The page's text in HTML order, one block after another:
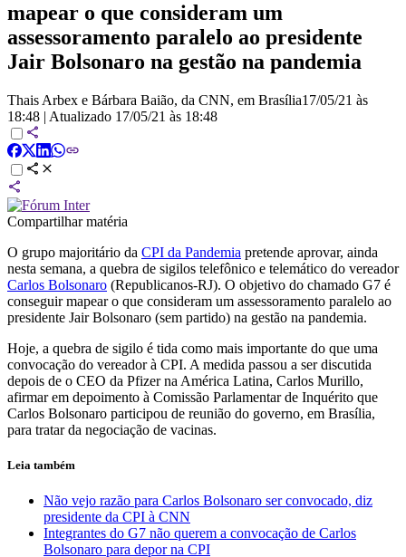
mapear o que consideram um
assessoramento paralelo ao presidente
Jair Bolsonaro na gestão na pandemia
Thais Arbex e Bárbara Baião, da CNN, em Brasília17/05/21 às
18:48 | Atualizado 17/05/21 às 18:48
Compartilhar matéria
O grupo majoritário da CPI da Pandemia pretende aprovar, ainda
nesta semana, a quebra de sigilos telefônico e telemático do vereador
Carlos Bolsonaro (Republicanos-RJ). O objetivo do chamado G7 é
conseguir mapear o que consideram um assessoramento paralelo ao
presidente Jair Bolsonaro (sem partido) na gestão na pandemia.
Hoje, a quebra de sigilo é tida como mais importante do que uma
convocação do vereador à CPI. A medida passou a ser discutida
depois de o CEO da Pfizer na América Latina, Carlos Murillo,
afirmar em depoimento à Comissão Parlamentar de Inquérito que
Carlos Bolsonaro participou de reunião do governo, em Brasília,
para tratar da negociação de vacinas.
Leia também
Não vejo razão para Carlos Bolsonaro ser convocado, diz
presidente da CPI à CNN
Integrantes do G7 não querem a convocação de Carlos
Bolsonaro para depor na CPI